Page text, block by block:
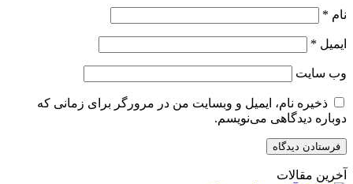
نام *
ایمیل *
وب‌ سایت
ذخیره نام، ایمیل و وبسایت من در مرورگر برای زمانی که
دوباره دیدگاهی می‌نویسم.
آخرین مقالات